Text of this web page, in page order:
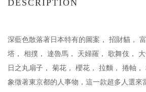
DESCRIPTION
深藍色散落著日本特有的圖案， 招財貓，
塔， 相撲， 達魯馬， 天婦羅， 歌舞伎，
日之丸扇子， 菊花， 櫻花， 拉麵， 捲軸
象徵著東京都的人事物，這一款超多人選來